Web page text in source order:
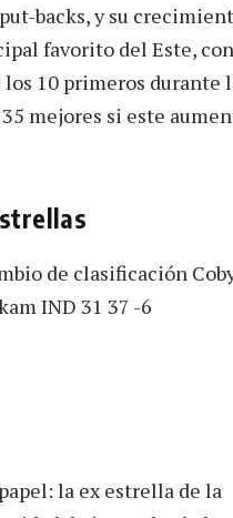
backs, y su
favorito del Este, con
10 primeros durante
mejores si este
de clasificación
IND 31 37 -6
la ex estrella de la